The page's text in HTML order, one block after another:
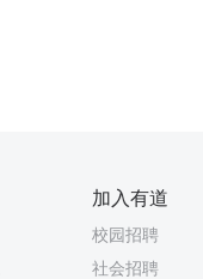
加入有道
校园招聘
社会招聘